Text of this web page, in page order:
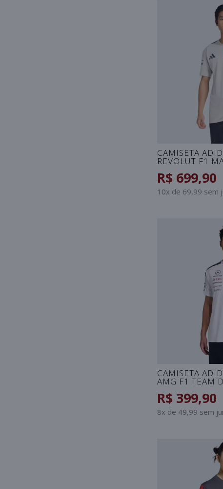
CAMISETA
REVOLUT F1
R$ 699,90
10x de 69,99 sem
CAMISETA
AMG F1 TEAM
R$ 399,90
8x de 49,99 sem